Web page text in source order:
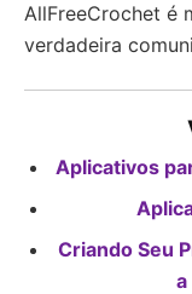
AllFreeCrochet é
verdadeira
Aplicativos
Criando Seu
a